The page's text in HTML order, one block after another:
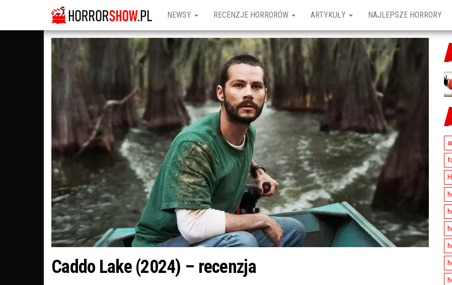
NEWSY RECENZJE HORRORÓW ARTYKUŁY NAJLEPSZE HORRORY
Caddo Lake (2024) – recenzja